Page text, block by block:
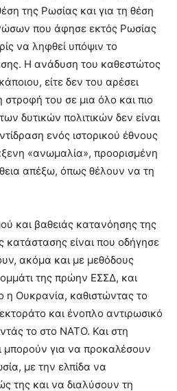
της Ρωσίας και για τη θέση
που άφησε εκτός Ρωσίας
να ληφθεί υπόψιν το
Η ανάδυση του καθεστώτος
είτε δεν του αρέσει
του σε μια όλο και πιο
δυτικών πολιτικών δεν είναι
ενός ιστορικού έθνους
«ανωμαλία», προορισμένη
απέξω, όπως θέλουν να τη
και βαθειάς κατανόησης της
κατάστασης είναι που οδήγησε
ακόμα και με μεθόδους
της πρώην ΕΣΣΔ, και
η Ουκρανία, καθιστώντας το
και ένοπλο αντιρωσικό
το στο ΝΑΤΟ. Και στη
μπορούν για να προκαλέσουν
με την ελπίδα να
της και να διαλύσουν τη